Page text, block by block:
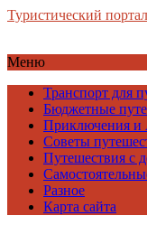
Туристический портал
Меню
Транспорт для
Бюджетные
Приключения и
Советы
Путешествия с
Разное
Карта сайта